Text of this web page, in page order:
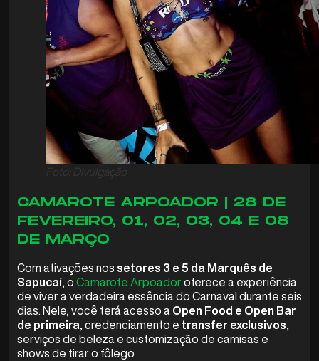
CAMAROTE ARPOADOR | 28 DE
FEVEREIRO, 01, 02, 03, 04 E 08
DE MARÇO
Com ativações nos setores 3 e 5 da Marquês de
Sapucaí , o Camarote Arpoador oferece a experiência
de viver a verdadeira essência do Carnaval durante seis
dias. Nele, você terá acesso a Open Food e Open Bar
de primeira , credenciamento e transfer exclusivos
serviços de beleza e customização de camisas e
shows de tirar o fôlego.